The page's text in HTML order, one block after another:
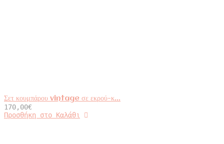
Σετ κουμπάρου vintage σε εκρού-κ...
170,00€
Προσθήκη στο Καλάθι